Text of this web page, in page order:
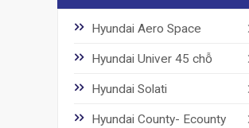
Hyundai Aero Space
Hyundai Univer 45 chỗ
Hyundai Solati
Hyundai County- Ecounty